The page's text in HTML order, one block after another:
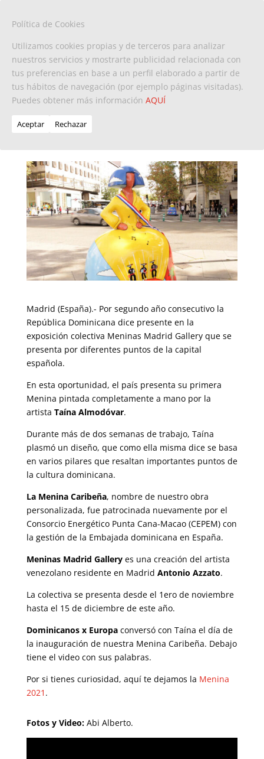
La Menina Dominicana
vuelve a Madrid (Video)
byLuis Daniel|
Madrid (España).- Por segundo año consecutivo la
República Dominicana dice presente en la
exposición colectiva Meninas Madrid Gallery que se
presenta por diferentes puntos de la capital
española.
En esta oportunidad, el país presenta su primera
Menina pintada completamente a mano por la
artista Taína Almodóvar.
Durante más de dos semanas de trabajo, Taína
plasmó un diseño, que como ella misma dice se basa
en varios pilares que resaltan importantes puntos de
la cultura dominicana.
La Menina Caribeña, nombre de nuestro obra
personalizada, fue patrocinada nuevamente por el
Consorcio Energético Punta Cana-Macao (CEPEM) con
la gestión de la Embajada dominicana en España.
Meninas Madrid Galleryes una creación del artista
venezolano residente en Madrid Antonio Azzato.
La colectiva se presenta desde el 1ero de noviembre
hasta el 15 de diciembre de este año.
Dominicanos x Europaconversó con Taína el día de
la inauguración de nuestra Menina Caribeña. Debajo
tiene el video con sus palabras.
Por si tienes curiosidad, aquí te dejamos la Menina
2021 .
Fotos y Video:Abi Alberto.
Política de Cookies
Utilizamos cookies propias y de terceros para analizar
nuestros servicios y mostrarte publicidad relacionada con
tus preferencias en base a un perfil elaborado a partir de
tus hábitos de navegación (por ejemplo páginas visitadas).
Puedes obtener más información AQUÍ
Aceptar Rechazar